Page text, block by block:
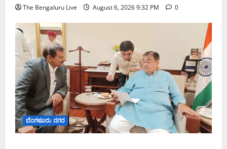
The Bengaluru Live August 6, 2026 9:32 PM 0
ಬೆಂಗಳೂರು ನಗರ